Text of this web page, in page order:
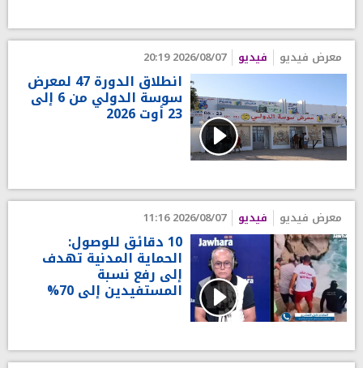
معرض فيديو فيديو 2026/08/07 20:19
انطلاق الدورة 47 لمعرض
سوسة الدولي من 6 إلى
23 أوت 2026
معرض فيديو فيديو 2026/08/07 11:16
10 دقائق للوصول:
الحماية المدنية تهدف
إلى رفع نسبة
المستفيدين إلى 70%